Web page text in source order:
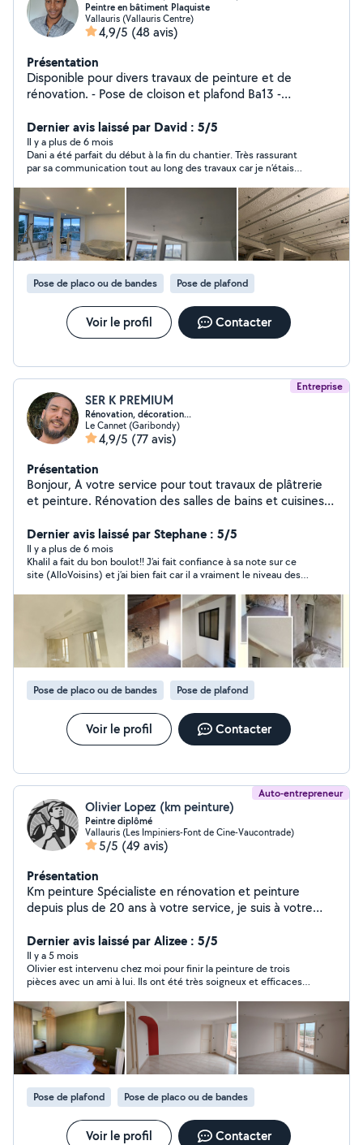
Peintre en bâtiment Plaquiste
Vallauris (Vallauris Centre)
4,9/5 (48 avis)
Présentation
Disponible pour divers travaux de peinture et de
rénovation. - Pose de cloison et plafond Ba13 -
pistolet airless pour une efficacité, et un résultat
optimal. J'effectue également divers services de
bricolage - Jardinage entretien complet - Taille de haie
et d'arbres - Petite maçonnerie - Montage de meubles -
Pose de clôture - Soudure - Sablage - Évacuation en
déchèterie -Je dispose également d'un plombier et d'un
électricien qualifié au besoin pour tout ce qui est
chantier de rénovation complète. N'hésitez pas à me
contacter. Via allovoisin ou par téléphone directement.
Dernier avis laissé par David : 5/5
Il y a plus de 6 mois
Dani a été parfait du début à la fin du chantier. Très rassurant
par sa communication tout au long des travaux car je n’étais
gentillesse de réaliser quelques travaux supplémentaires et ça
m’a bien dépanné. Je n’aurais pas espéré mieux pour gérer ce
chantier de A à Z. Travaux de grattage, enduits et peintures
murs et plafonds. Vous pouvez lui faire confiance les yeux
fermés.
Pose de placo ou de bandes Pose de plafond
Voir le profil Contacter
Entreprise
SER K PREMIUM
Rénovation, décoration...
Le Cannet (Garibondy)
4,9/5 (77 avis)
Présentation
Bonjour, A votre service pour tout travaux de plâtrerie
et peinture. Rénovation des salles de bains et cuisines,
plomberie, rénovation d'intérieur ... Travail propre et
soigné Respect des normes Conseil N'hésitez pas à me
contacter. Satisfait ou satisfait.
Dernier avis laissé par Stephane : 5/5
Il y a plus de 6 mois
Khalil a fait du bon boulot!! J’ai fait confiance à sa note sur ce
site (AlloVoisins) et j’ai bien fait car il a vraiment le niveau des 5
et surtout très bien fait, rapide et efficace. Il a été disponible
rapidement encore merci.
Pose de placo ou de bandes Pose de plafond
Voir le profil Contacter
Auto-entrepreneur
Olivier Lopez (km peinture)
Peintre diplômé
Vallauris (Les Impiniers-Font de Cine-Vaucontrade)
5/5 (49 avis)
Présentation
Km peinture Spécialiste en rénovation et peinture
depuis plus de 20 ans à votre service, je suis à votre
Propreté du chantier, ma priorité est votre satisfaction.
Devis détaillé, tarif compétitifs De la simple pièce
d'appartement à la villa de luxe, spécialiste en peinture
traditionnelle, peinture airless depuis 10 ans Km
peinture possède l'expérience, l'organisation les
équipements et les compétences pour assurer les
meilleurs délais avec des produits de qualité
professionnelle tout en tenant compte de votre budget
pour la réalisation de votre projet La propreté étant
gage de la qualité, nous mettons tout en œuvre pour la
conserver pendant les travaux Par ce que chaque client
est unique nous saurons être à votre écoute pour
réaliser le décor correspondant à votre attente
Dernier avis laissé par Alizee : 5/5
Il y a 5 mois
Olivier est intervenu chez moi pour finir la peinture de trois
pièces avec un ami à lui. Ils ont été très soigneux et efficaces
conseils pour finir de peindre les dernières pièces. Je referai
appel à eux dans le futur pour faire la peinture du plafond. Pour
résumer très pro et très sympa
Pose de plafond Pose de placo ou de bandes
Voir le profil Contacter